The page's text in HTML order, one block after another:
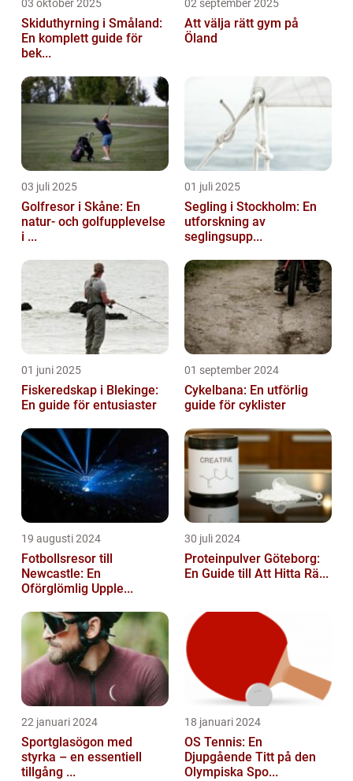
03 oktober 2025
Skiduthyrning i Småland:
En komplett guide för
bek...
02 september 2025
Att välja rätt gym på
Öland
03 juli 2025
Golfresor i Skåne: En
natur- och golfupplevelse
i ...
01 juli 2025
Segling i Stockholm: En
utforskning av
seglingsupp...
01 juni 2025
Fiskeredskap i Blekinge:
En guide för entusiaster
01 september 2024
Cykelbana: En utförlig
guide för cyklister
19 augusti 2024
Fotbollsresor till
Newcastle: En
Oförglömlig Upple...
30 juli 2024
Proteinpulver Göteborg:
En Guide till Att Hitta Rä...
22 januari 2024
Sportglasögon med
styrka – en essentiell
tillgång ...
18 januari 2024
OS Tennis: En
Djupgående Titt på den
Olympiska Spo...